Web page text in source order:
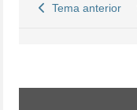
Tema anterior